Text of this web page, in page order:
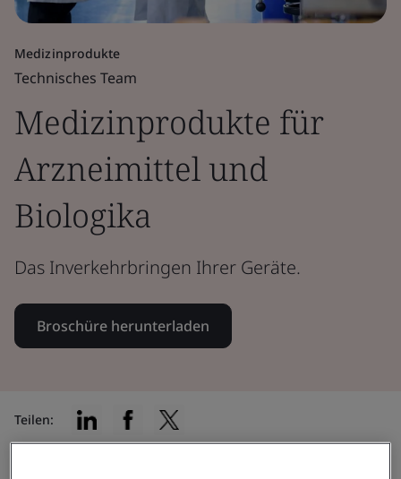
Medizinprodukte
Technisches Team
Medizinprodukte für
Arzneimittel und
Biologika
Das Inverkehrbringen Ihrer Geräte.
Broschüre herunterladen
Teilen: